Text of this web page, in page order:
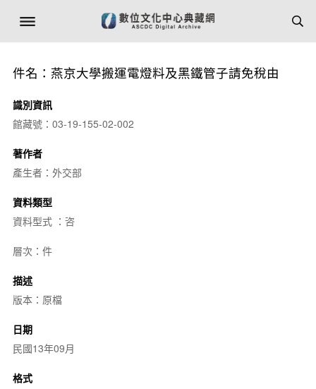
件名：燕京大學搬運電燈料及黑鐵管子請免稅由
識別資訊
館藏號：03-19-155-02-002
著作者
產生者：外交部
資料類型
資料型式 ：咨
層次：件
描述
版本：原檔
日期
民國13年09月
格式